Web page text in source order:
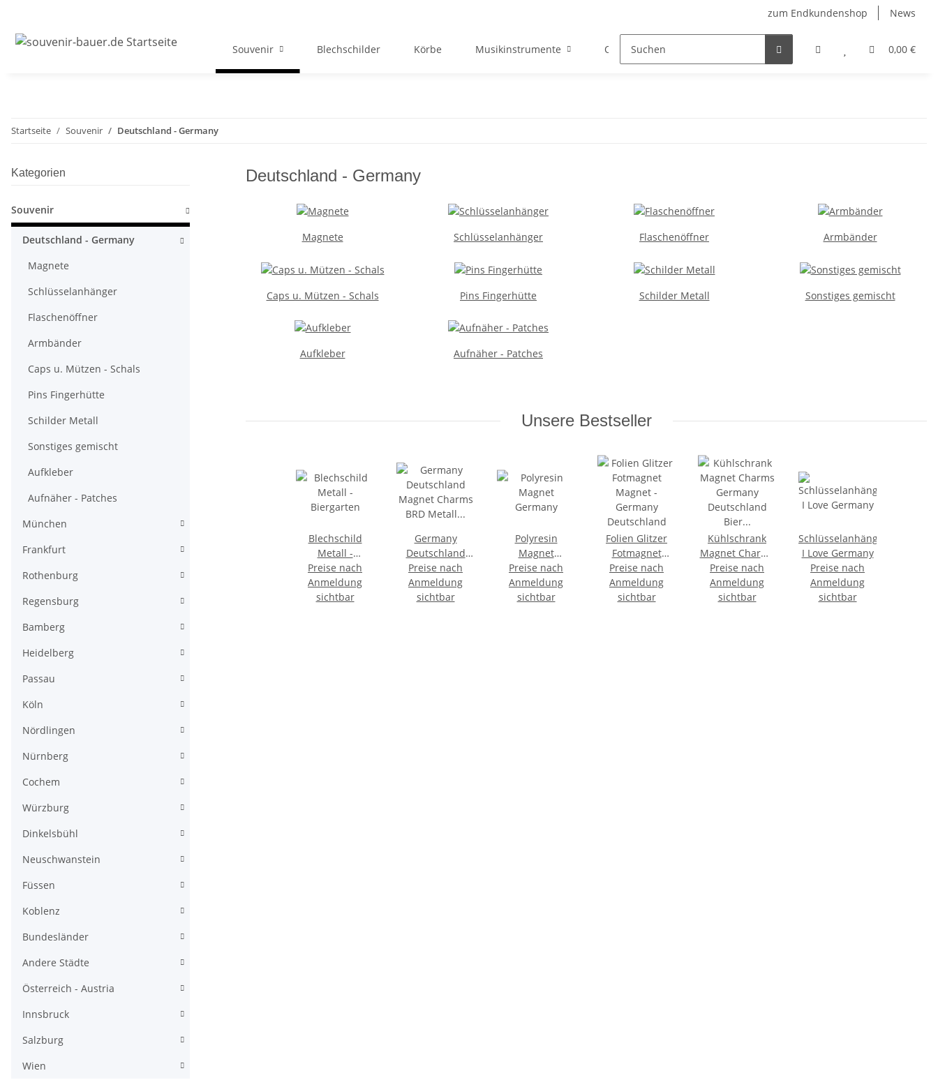
zum Endkundenshop News
0,00 €
Souvenir Blechschilder Körbe Musikinstrumente Oktoberfest FFP2-Masken
Startseite Souvenir Deutschland - Germany
Deutschland - Germany
Magnete Schlüsselanhänger Flaschenöffner Armbänder
Caps u. Mützen - Schals Pins Fingerhütte Schilder Metall Sonstiges gemischt
Aufkleber Aufnäher - Patches
Unsere Bestseller
Blechschild
Metall -
Biergarten
Preise nach
Anmeldung
sichtbar
Germany
Deutschland
Magnet Charms
BRD Metall
Kühlschrankmagnet
Preise nach
Anmeldung
sichtbar
Polyresin
Magnet
Germany
Preise nach
Anmeldung
sichtbar
Folien Glitzer
Fotmagnet
Magnet -
Germany
Deutschland
Preise nach
Anmeldung
sichtbar
Kühlschrank
Magnet Charms
Germany
Deutschland
Bier
Preise nach
Anmeldung
sichtbar
Schlüsselanhänger
I Love Germany
Preise nach
Anmeldung
sichtbar
Kategorien
Souvenir
Deutschland - Germany
Magnete
Schlüsselanhänger
Flaschenöffner
Armbänder
Caps u. Mützen - Schals
Pins Fingerhütte
Schilder Metall
Sonstiges gemischt
Aufkleber
Aufnäher - Patches
München
Frankfurt
Rothenburg
Regensburg
Bamberg
Heidelberg
Passau
Köln
Nördlingen
Nürnberg
Cochem
Würzburg
Dinkelsbühl
Neuschwanstein
Füssen
Koblenz
Bundesländer
Andere Städte
Österreich - Austria
Innsbruck
Salzburg
Wien